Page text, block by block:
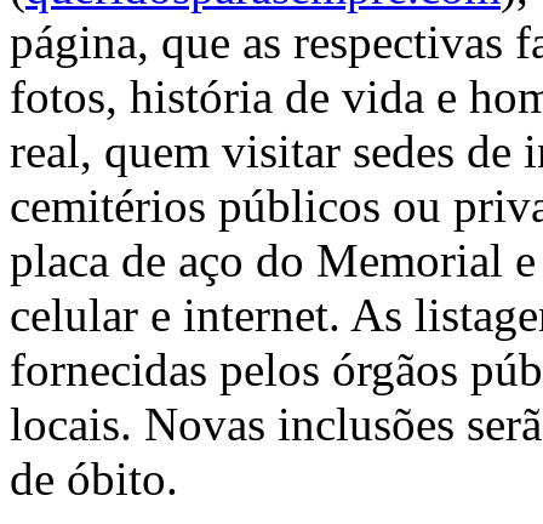
página, que as respectivas
fotos, história de vida e
real, quem visitar sedes de
cemitérios públicos ou
placa de aço do Memorial
celular e internet. As
fornecidas pelos órgãos
locais. Novas inclusões
de óbito.